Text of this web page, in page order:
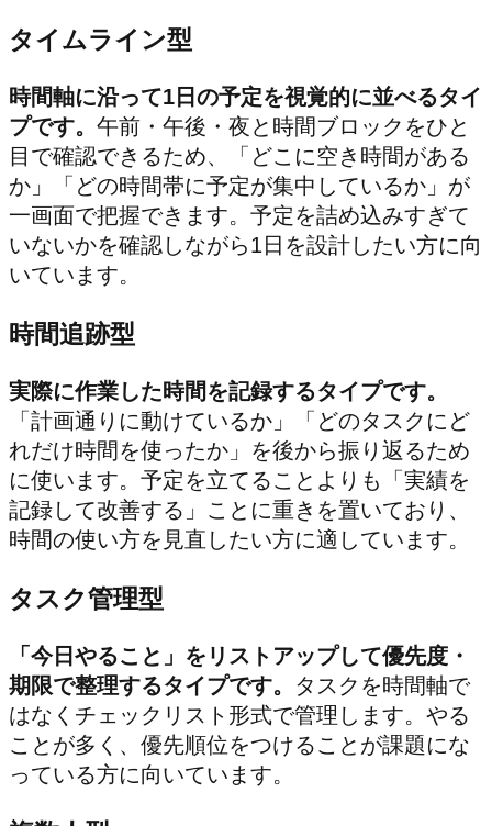
タイムライン型
時間軸に沿って1日の予定を視覚的に並べるタイ
プです。 午前・午後・夜と時間ブロックをひと
目で確認できるため、「どこに空き時間がある
か」「どの時間帯に予定が集中しているか」が
一画面で把握できます。予定を詰め込みすぎて
いないかを確認しながら1日を設計したい方に向
いています。
時間追跡型
実際に作業した時間を記録するタイプです。
「計画通りに動けているか」「どのタスクにど
れだけ時間を使ったか」を後から振り返るため
に使います。予定を立てることよりも「実績を
記録して改善する」ことに重きを置いており、
時間の使い方を見直したい方に適しています。
タスク管理型
「今日やること」をリストアップして優先度・
期限で整理するタイプです。 タスクを時間軸で
はなくチェックリスト形式で管理します。やる
ことが多く、優先順位をつけることが課題にな
っている方に向いています。